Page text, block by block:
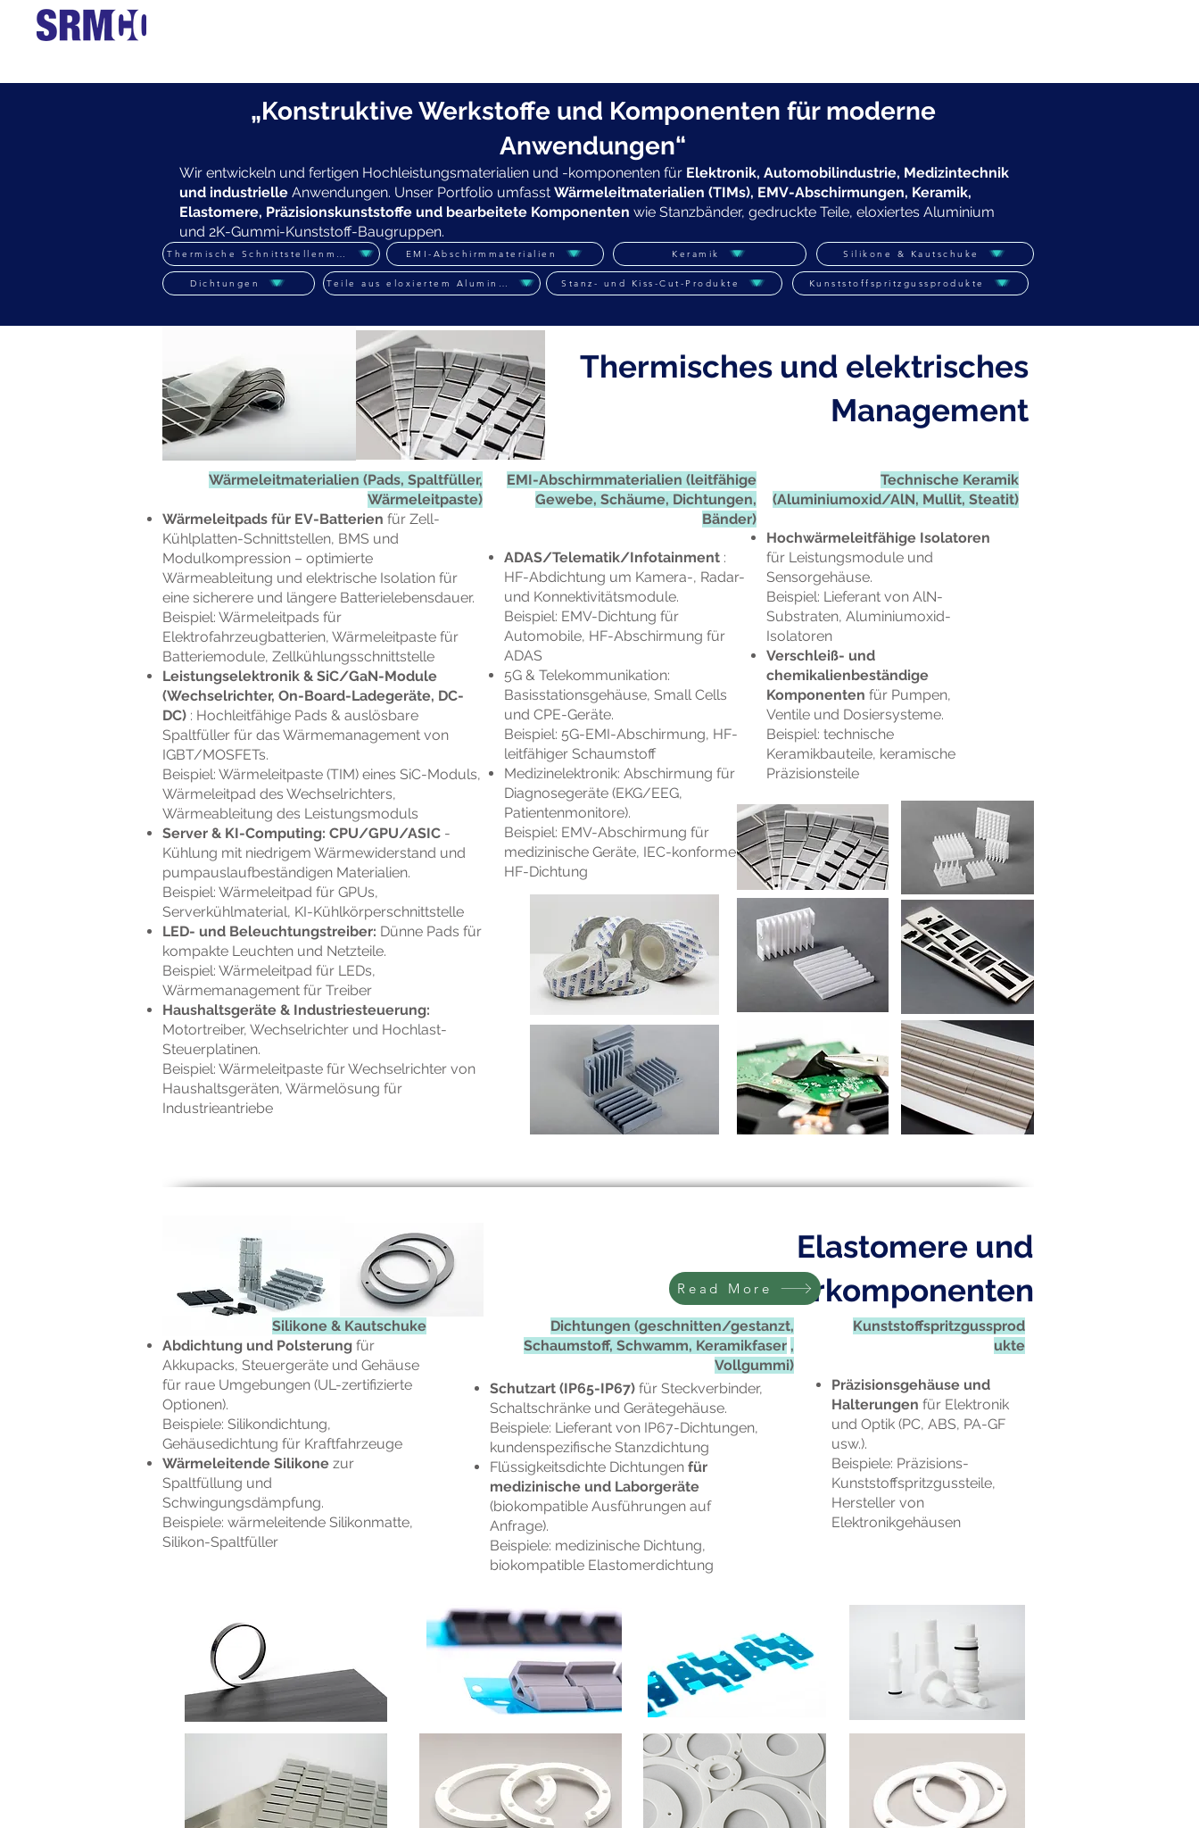
„Konstruktive Werkstoffe und Komponenten für moderne
Anwendungen“
Wir entwickeln und fertigen Hochleistungsmaterialien und -komponenten für Elektronik, Automobilindustrie, Medizintechnik
und industrielle Anwendungen. Unser Portfolio umfasst Wärmeleitmaterialien (TIMs), EMV-Abschirmungen, Keramik,
Elastomere, Präzisionskunststoffe und bearbeitete Komponenten wie Stanzbänder, gedruckte Teile, eloxiertes Aluminium
und 2K-Gummi-Kunststoff-Baugruppen.
Thermische Schnittstellenmaterialien EMI-Abschirmmaterialien Keramik Silikone & Kautschuke
Dichtungen Teile aus eloxiertem Aluminium Stanz- und Kiss-Cut-Produkte Kunststoffspritzgussprodukte
Thermisches und elektrisches
Management
Wärmeleitmaterialien (Pads, Spaltfüller,
Wärmeleitpaste)
Wärmeleitpads für EV-Batterien für Zell-
Kühlplatten-Schnittstellen, BMS und
Modulkompression – optimierte
Wärmeableitung und elektrische Isolation für
eine sicherere und längere Batterielebensdauer.
Beispiel: Wärmeleitpads für
Elektrofahrzeugbatterien, Wärmeleitpaste für
Batteriemodule, Zellkühlungsschnittstelle
Leistungselektronik & SiC/GaN-Module
(Wechselrichter, On-Board-Ladegeräte, DC-
DC) : Hochleitfähige Pads & auslösbare
Spaltfüller für das Wärmemanagement von
IGBT/MOSFETs.
Beispiel: Wärmeleitpaste (TIM) eines SiC-Moduls,
Wärmeleitpad des Wechselrichters,
Wärmeableitung des Leistungsmoduls
Server & KI-Computing: CPU/GPU/ASIC -
Kühlung mit niedrigem Wärmewiderstand und
pumpauslaufbeständigen Materialien.
Beispiel: Wärmeleitpad für GPUs,
Serverkühlmaterial, KI-Kühlkörperschnittstelle
LED- und Beleuchtungstreiber: Dünne Pads für
kompakte Leuchten und Netzteile.
Beispiel: Wärmeleitpad für LEDs,
Wärmemanagement für Treiber
Haushaltsgeräte & Industriesteuerung:
Motortreiber, Wechselrichter und Hochlast-
Steuerplatinen.
Beispiel: Wärmeleitpaste für Wechselrichter von
Haushaltsgeräten, Wärmelösung für
Industrieantriebe
EMI-Abschirmmaterialien (leitfähige
Gewebe, Schäume, Dichtungen,
Bänder)
ADAS/Telematik/Infotainment :
HF-Abdichtung um Kamera-, Radar-
und Konnektivitätsmodule.
Beispiel: EMV-Dichtung für
Automobile, HF-Abschirmung für
ADAS
5G & Telekommunikation:
Basisstationsgehäuse, Small Cells
und CPE-Geräte.
Beispiel: 5G-EMI-Abschirmung, HF-
leitfähiger Schaumstoff
Medizinelektronik: Abschirmung für
Diagnosegeräte (EKG/EEG,
Patientenmonitore).
Beispiel: EMV-Abschirmung für
medizinische Geräte, IEC-konforme
HF-Dichtung
Technische Keramik
(Aluminiumoxid/AlN, Mullit, Steatit)
Hochwärmeleitfähige Isolatoren
für Leistungsmodule und
Sensorgehäuse.
Beispiel: Lieferant von AlN-
Substraten, Aluminiumoxid-
Isolatoren
Verschleiß- und
chemikalienbeständige
Komponenten für Pumpen,
Ventile und Dosiersysteme.
Beispiel: technische
Keramikbauteile, keramische
Präzisionsteile
Silikone & Kautschuke
Abdichtung und Polsterung für
Akkupacks, Steuergeräte und Gehäuse
für raue Umgebungen (UL-zertifizierte
Optionen).
Beispiele: Silikondichtung,
Gehäusedichtung für Kraftfahrzeuge
Wärmeleitende Silikone zur
Spaltfüllung und
Schwingungsdämpfung.
Beispiele: wärmeleitende Silikonmatte,
Silikon-Spaltfüller
Elastomere und
Strukturkomponenten
Read More
Dichtungen (geschnitten/gestanzt,
Schaumstoff, Schwamm, Keramikfaser ,
Vollgummi)
Schutzart (IP65-IP67) für Steckverbinder,
Schaltschränke und Gerätegehäuse.
Beispiele: Lieferant von IP67-Dichtungen,
kundenspezifische Stanzdichtung
Flüssigkeitsdichte Dichtungen für
medizinische und Laborgeräte
(biokompatible Ausführungen auf
Anfrage).
Beispiele: medizinische Dichtung,
biokompatible Elastomerdichtung
Kunststoffspritzgussprod
ukte
Präzisionsgehäuse und
Halterungen für Elektronik
und Optik (PC, ABS, PA-GF
usw.).
Beispiele: Präzisions-
Kunststoffspritzgussteile,
Hersteller von
Elektronikgehäusen